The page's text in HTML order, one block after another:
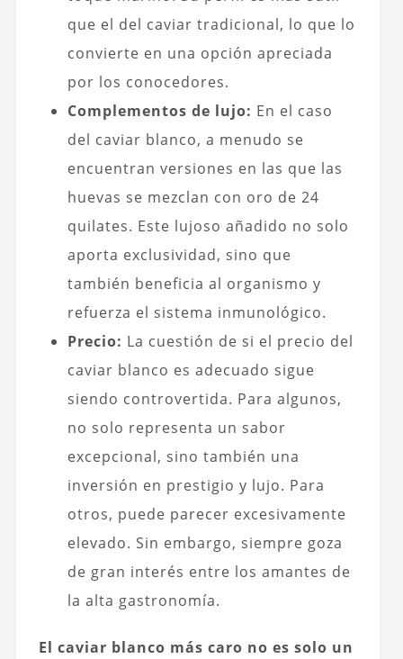
que el del caviar tradicional, lo que lo
convierte en una opción apreciada
por los conocedores.
Complementos de lujo: En el caso
del caviar blanco, a menudo se
encuentran versiones en las que las
huevas se mezclan con oro de 24
quilates. Este lujoso añadido no solo
aporta exclusividad, sino que
también beneficia al organismo y
refuerza el sistema inmunológico.
Precio: La cuestión de si el precio del
caviar blanco es adecuado sigue
siendo controvertida. Para algunos,
no solo representa un sabor
excepcional, sino también una
inversión en prestigio y lujo. Para
otros, puede parecer excesivamente
elevado. Sin embargo, siempre goza
de gran interés entre los amantes de
la alta gastronomía.
El caviar blanco más caro no es solo un